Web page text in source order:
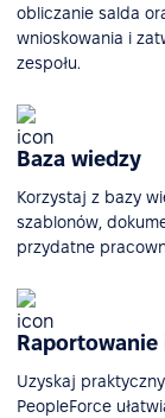
obliczanie salda
wnioskowania i
zespołu.
Baza wiedzy
Korzystaj z bazy
szablonów,
przydatne
Uzyskaj
PeopleForce